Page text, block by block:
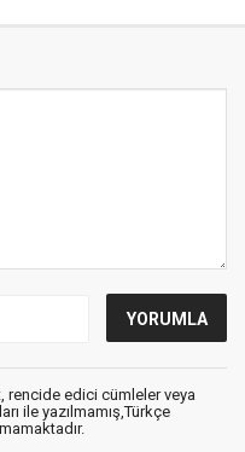
rencide edici cümleler veya
ile yazılmamış,Türkçe